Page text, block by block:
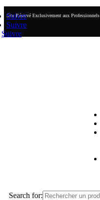
Site Réservé Exclusivement aux Professionnels
Suivre
Suivre
Suivre
Search for: